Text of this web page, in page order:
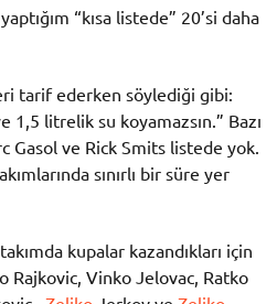
“kısa listede” 20’si daha
tarif ederken söylediği gibi:
1,5 litrelik su koyamazsın.” Bazı
Gasol ve Rick Smits listede yok.
sınırlı bir süre yer
kupalar kazandıkları için
Rajkovic, Vinko Jelovac, Ratko